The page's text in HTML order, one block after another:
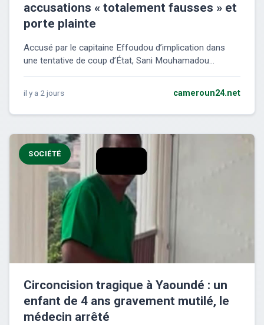
accusations « totalement fausses » et
porte plainte
Accusé par le capitaine Effoudou d’implication dans
une tentative de coup d’État, Sani Mouhamadou...
il y a 2 jours cameroun24.net
SOCIÉTÉ
Circoncision tragique à Yaoundé : un
enfant de 4 ans gravement mutilé, le
médecin arrêté